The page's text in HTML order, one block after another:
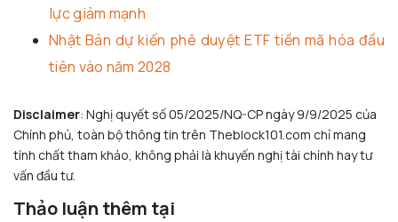
lực giảm mạnh
Nhật Bản dự kiến phê duyệt ETF tiền mã hóa đầu
tiên vào năm 2028
Disclaimer: Nghị quyết số 05/2025/NQ-CP ngày 9/9/2025 của
Chính phủ, toàn bộ thông tin trên Theblock101.com chỉ mang
tính chất tham khảo, không phải là khuyến nghị tài chính hay tư
vấn đầu tư.
Thảo luận thêm tại